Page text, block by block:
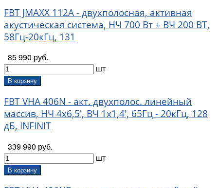
FBT JMAXX 112A - двухполосная, активная
акустическая система, НЧ 700 Вт + ВЧ 200 ВТ,
58Гц-20кГц, 131
85 990 руб.
шт
В корзину
FBT VHA 406N - акт. двухполос. линейный
массив, НЧ 4х6,5', ВЧ 1х1,4', 65Гц - 20кГц, 128
дБ, INFINIT
339 990 руб.
шт
В корзину